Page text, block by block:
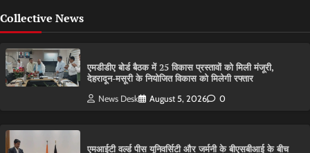
Collective News
एमडीडीए बोर्ड बैठक में 25 विकास प्रस्तावों को मिली मंजूरी,
देहरादून-मसूरी के नियोजित विकास को मिलेगी रफ्तार
News Desk August 5, 2026 0
एमआईटी वर्ल्ड पीस यूनिवर्सिटी और जर्मनी के बीएसबीआई के बीच